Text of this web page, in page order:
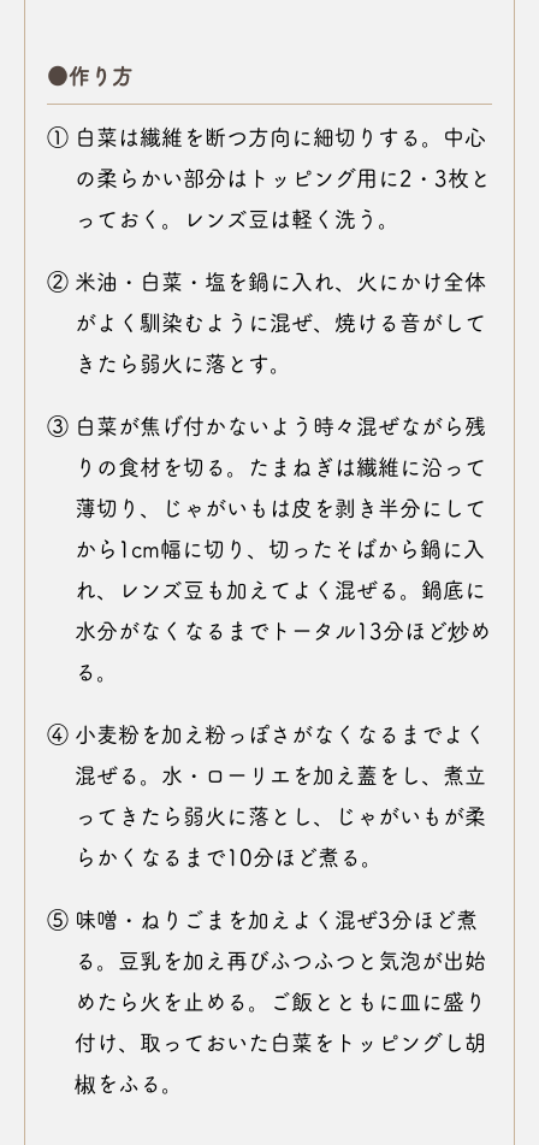
●作り方
① 白菜は繊維を断つ方向に細切りする。中心
の柔らかい部分はトッピング用に2・3枚と
っておく。レンズ豆は軽く洗う。
② 米油・白菜・塩を鍋に入れ、火にかけ全体
がよく馴染むように混ぜ、焼ける音がして
きたら弱火に落とす。
③ 白菜が焦げ付かないよう時々混ぜながら残
りの食材を切る。たまねぎは繊維に沿って
薄切り、じゃがいもは皮を剥き半分にして
から1cm幅に切り、切ったそばから鍋に入
れ、レンズ豆も加えてよく混ぜる。鍋底に
水分がなくなるまでトータル13分ほど炒め
る。
④ 小麦粉を加え粉っぽさがなくなるまでよく
混ぜる。水・ローリエを加え蓋をし、煮立
ってきたら弱火に落とし、じゃがいもが柔
らかくなるまで10分ほど煮る。
⑤ 味噌・ねりごまを加えよく混ぜ3分ほど煮
る。豆乳を加え再びふつふつと気泡が出始
めたら火を止める。ご飯とともに皿に盛り
付け、取っておいた白菜をトッピングし胡
椒をふる。